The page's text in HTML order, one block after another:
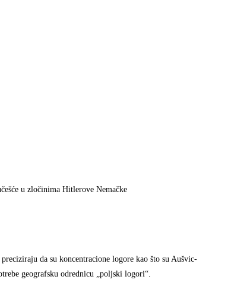
u zločinima Hitlerove Nemačke
da su koncentracione logore kao što su Aušvic-
geografsku odrednicu „poljski logori“.